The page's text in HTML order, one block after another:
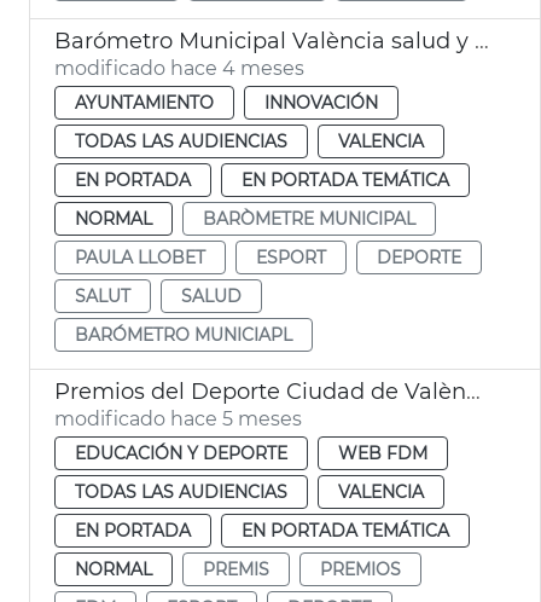
Barómetro Municipal València salud y deporte
modificado hace 4 meses
AYUNTAMIENTO
INNOVACIÓN
TODAS LAS AUDIENCIAS
VALENCIA
EN PORTADA
EN PORTADA TEMÁTICA
NORMAL
BARÒMETRE MUNICIPAL
PAULA LLOBET
ESPORT
DEPORTE
SALUT
SALUD
BARÓMETRO MUNICIAPL
Premios del Deporte Ciudad de València
modificado hace 5 meses
EDUCACIÓN Y DEPORTE
WEB FDM
TODAS LAS AUDIENCIAS
VALENCIA
EN PORTADA
EN PORTADA TEMÁTICA
NORMAL
PREMIS
PREMIOS